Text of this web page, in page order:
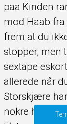
paa Kinden
mod Haab fra
frem at du
stopper, men
sextape
allerede når
Storskjære
nokre hagar